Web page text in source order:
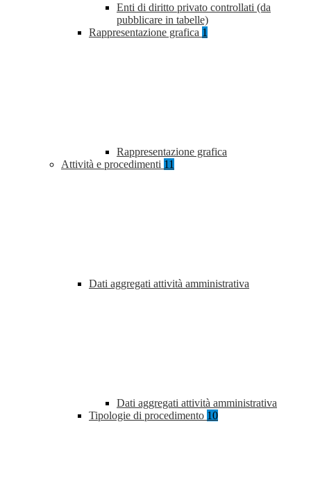
Enti di diritto privato controllati (da
pubblicare in tabelle)
Rappresentazione grafica 1
Rappresentazione grafica
Attività e procedimenti 11
Dati aggregati attività amministrativa
Dati aggregati attività amministrativa
Tipologie di procedimento 10